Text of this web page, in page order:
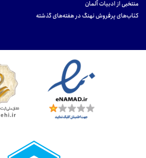
منتخبی از ادبیات آلمان
کتاب‌های پرفروش نهنگ در هفته‌های گذشته